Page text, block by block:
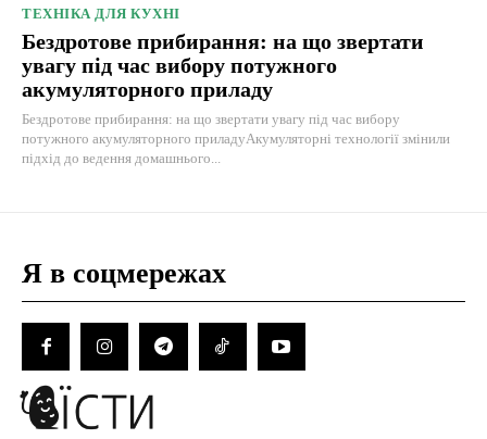
ТЕХНІКА ДЛЯ КУХНІ
Бездротове прибирання: на що звертати
увагу під час вибору потужного
акумуляторного приладу
Бездротове прибирання: на що звертати увагу під час вибору
потужного акумуляторного приладуАкумуляторні технології змінили
підхід до ведення домашнього...
Я в соцмережах